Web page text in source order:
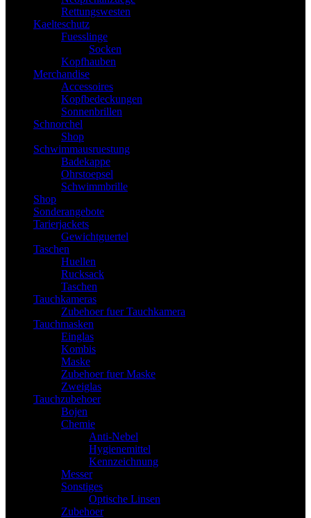
Rettungswesten
Kaelteschutz
Fuesslinge
Socken
Kopfhauben
Merchandise
Accessoires
Kopfbedeckungen
Sonnenbrillen
Schnorchel
Shop
Schwimmausruestung
Badekappe
Ohrstoepsel
Schwimmbrille
Shop
Sonderangebote
Tarierjackets
Gewichtguertel
Taschen
Huellen
Rucksack
Taschen
Tauchkameras
Zubehoer fuer Tauchkamera
Tauchmasken
Einglas
Kombis
Maske
Zubehoer fuer Maske
Zweiglas
Tauchzubehoer
Bojen
Chemie
Anti-Nebel
Hygienemittel
Kennzeichnung
Messer
Sonstiges
Optische Linsen
Zubehoer